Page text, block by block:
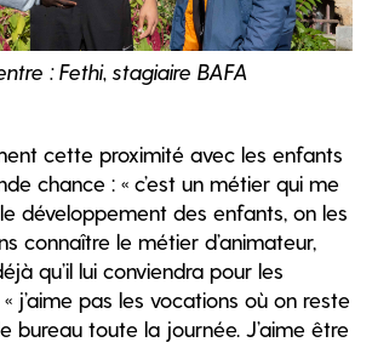
: Fethi, stagiaire BAFA
cette proximité avec les enfants
chance : « c’est un métier qui me
développement des enfants, on les
connaître le métier d’animateur,
qu’il lui conviendra pour les
j’aime pas les vocations où on reste
bureau toute la journée. J’aime être